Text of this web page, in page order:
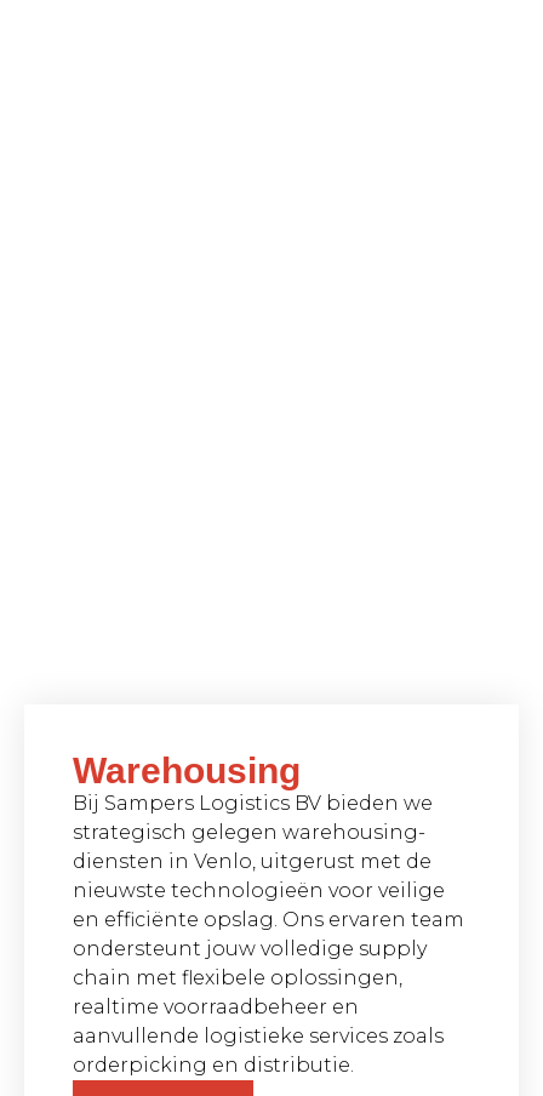
Warehousing
Bij Sampers Logistics BV bieden we
strategisch gelegen warehousing-
diensten in Venlo, uitgerust met de
nieuwste technologieën voor veilige
en efficiënte opslag. Ons ervaren team
ondersteunt jouw volledige supply
chain met flexibele oplossingen,
realtime voorraadbeheer en
aanvullende logistieke services zoals
orderpicking en distributie.